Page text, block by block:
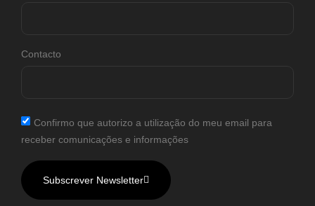
Contacto
Confirmo que autorizo a utilização do meu email para
receber comunicações e informações
Subscrever Newsletter